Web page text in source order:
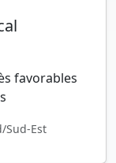
favorables
Sud-Est